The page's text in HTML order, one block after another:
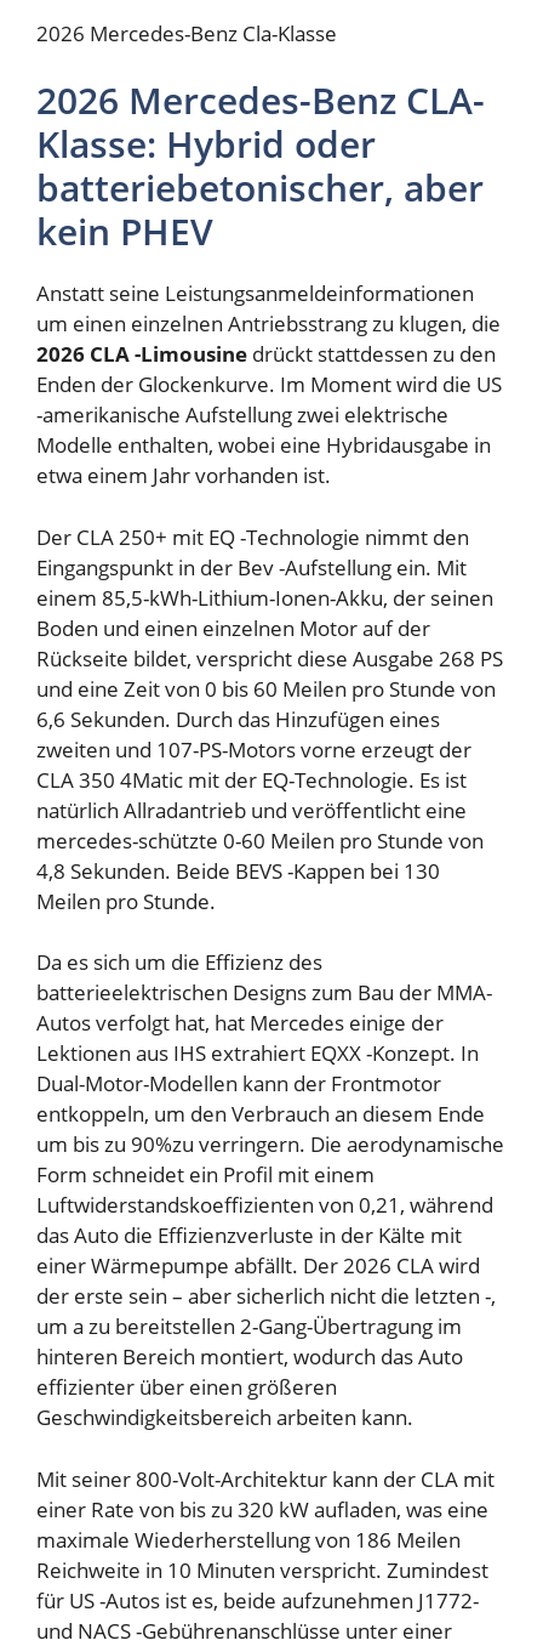
2026 Mercedes-Benz Cla-Klasse
2026 Mercedes-Benz CLA-
Klasse: Hybrid oder
batteriebetonischer, aber
kein PHEV
Anstatt seine Leistungsanmeldeinformationen
um einen einzelnen Antriebsstrang zu klugen, die
2026 CLA -Limousine drückt stattdessen zu den
Enden der Glockenkurve. Im Moment wird die US
-amerikanische Aufstellung zwei elektrische
Modelle enthalten, wobei eine Hybridausgabe in
etwa einem Jahr vorhanden ist.
Der CLA 250+ mit EQ -Technologie nimmt den
Eingangspunkt in der Bev -Aufstellung ein. Mit
einem 85,5-kWh-Lithium-Ionen-Akku, der seinen
Boden und einen einzelnen Motor auf der
Rückseite bildet, verspricht diese Ausgabe 268 PS
und eine Zeit von 0 bis 60 Meilen pro Stunde von
6,6 Sekunden. Durch das Hinzufügen eines
zweiten und 107-PS-Motors vorne erzeugt der
CLA 350 4Matic mit der EQ-Technologie. Es ist
natürlich Allradantrieb und veröffentlicht eine
mercedes-schützte 0-60 Meilen pro Stunde von
4,8 Sekunden. Beide BEVS -Kappen bei 130
Meilen pro Stunde.
Da es sich um die Effizienz des
batterieelektrischen Designs zum Bau der MMA-
Autos verfolgt hat, hat Mercedes einige der
Lektionen aus IHS extrahiert EQXX -Konzept. In
Dual-Motor-Modellen kann der Frontmotor
entkoppeln, um den Verbrauch an diesem Ende
um bis zu 90%zu verringern. Die aerodynamische
Form schneidet ein Profil mit einem
Luftwiderstandskoeffizienten von 0,21, während
das Auto die Effizienzverluste in der Kälte mit
einer Wärmepumpe abfällt. Der 2026 CLA wird
der erste sein – aber sicherlich nicht die letzten -,
um a zu bereitstellen 2-Gang-Übertragung im
hinteren Bereich montiert, wodurch das Auto
effizienter über einen größeren
Geschwindigkeitsbereich arbeiten kann.
Mit seiner 800-Volt-Architektur kann der CLA mit
einer Rate von bis zu 320 kW aufladen, was eine
maximale Wiederherstellung von 186 Meilen
Reichweite in 10 Minuten verspricht. Zumindest
für US -Autos ist es, beide aufzunehmen J1772-
und NACS -Gebührenanschlüsse unter einer